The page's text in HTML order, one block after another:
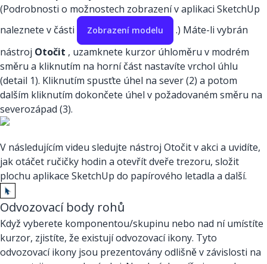
(Podrobnosti o možnostech zobrazení v aplikaci SketchUp
naleznete v části
Zobrazení modelu
.) Máte-li vybrán
nástroj Otočit , uzamknete kurzor úhloměru v modrém
směru a kliknutím na horní část nastavíte vrchol úhlu
(detail 1). Kliknutím spusťte úhel na sever (2) a potom
dalším kliknutím dokončete úhel v požadovaném směru na
severozápad (3).
V následujícím videu sledujte nástroj Otočit v akci a uvidíte,
jak otáčet ručičky hodin a otevřít dveře trezoru, složit
plochu aplikace SketchUp do papírového letadla a další.
Odvozovací body rohů
Když vyberete komponentou/skupinu nebo nad ní umístíte
kurzor, zjistíte, že existují odvozovací ikony. Tyto
odvozovací ikony jsou prezentovány odlišně v závislosti na